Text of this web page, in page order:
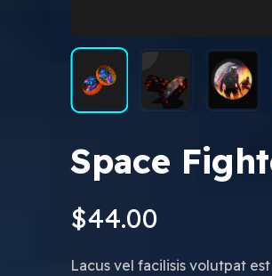
Space
$44.00
Lacus vel facilisis volutpat